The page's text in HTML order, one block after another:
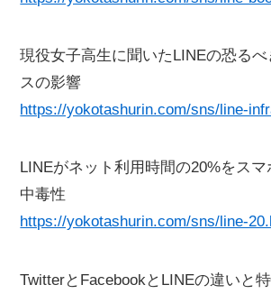
現役女子高生に聞いたLINEの恐る
スの影響
https://yokotashurin.com/sns/line-
LINEがネット利用時間の20%をス
中毒性
https://yokotashurin.com/sns/line-
TwitterとFacebookとLINEの違いと